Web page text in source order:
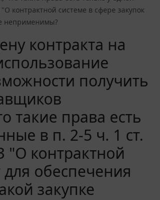
контрактной системе в сфере закупок
неприменимы?
контракта на
получить
такие права есть
в п. 2-5 ч. 1 ст.
"О контрактной
для обеспечения
закупке